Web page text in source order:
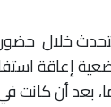
السابق في حدود 166 مليون